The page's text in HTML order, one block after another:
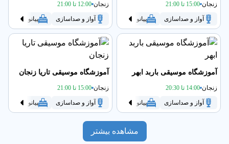
زنجان 15:00 تا 21:00
آواز و صداسازی پیانو سنتور سه تار گیتار
زنجان 12:00 تا 21:00
آواز و صداسازی پیانو
آموزشگاه موسیقی باربد ابهر
زنجان 14:00 تا 20:30
آواز و صداسازی پیانو سنتور سه تار گیتار
آموزشگاه موسیقی تاریا زنجان
زنجان 15:00 تا 21:00
آواز و صداسازی پیانو
مشاهده بیشتر